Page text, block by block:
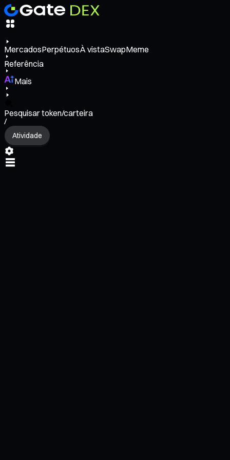
MercadosPerpétuosÀ vistaSwapMeme
Referência
Mais
Pesquisar token/carteira
/
Atividade